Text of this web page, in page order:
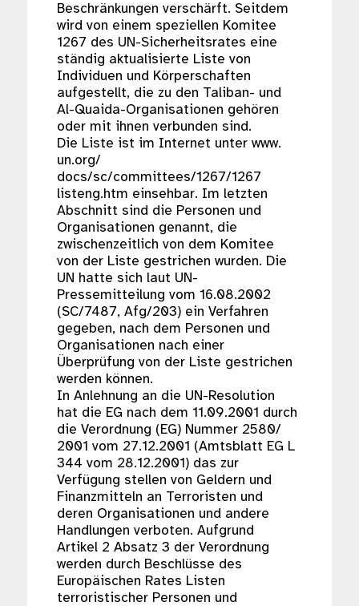
Beschränkungen verschärft. Seitdem
wird von einem speziellen Komitee
1267 des UN-Sicherheitsrates eine
ständig aktualisierte Liste von
Individuen und Körperschaften
aufgestellt, die zu den Taliban- und
Al-Quaida-Organisationen gehören
oder mit ihnen verbunden sind.
Die Liste ist im Internet unter www.
un.org/
docs/sc/committees/1267/1267
listeng.htm einsehbar. Im letzten
Abschnitt sind die Personen und
Organisationen genannt, die
zwischenzeitlich von dem Komitee
von der Liste gestrichen wurden. Die
UN hatte sich laut UN-
Pressemitteilung vom 16.08.2002
(SC/7487, Afg/203) ein Verfahren
gegeben, nach dem Personen und
Organisationen nach einer
Überprüfung von der Liste gestrichen
werden können.
In Anlehnung an die UN-Resolution
hat die EG nach dem 11.09.2001 durch
die Verordnung (EG) Nummer 2580/
2001 vom 27.12.2001 (Amtsblatt EG L
344 vom 28.12.2001) das zur
Verfügung stellen von Geldern und
Finanzmitteln an Terroristen und
deren Organisationen und andere
Handlungen verboten. Aufgrund
Artikel 2 Absatz 3 der Verordnung
werden durch Beschlüsse des
Europäischen Rates Listen
terroristischer Personen und